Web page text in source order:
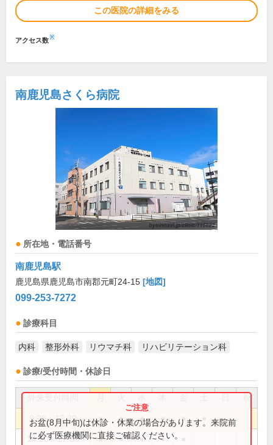
この医院の詳細をみる
アクセス数※
南鹿児島さくら病院
所在地・電話番号
南鹿児島駅
鹿児島県鹿児島市南郡元町24-15 [地図]
099-253-7272
診療科目
内科 整形外科 リウマチ科 リハビリテーション科
診療/受付時間・休診日
祝
9:00～12:30 ● ● ● ● ●
14:30～17:30 ● ● ● ●
お盆(8月中旬)は休診・休業の場合があります。来院前
に必ず医療機関に直接ご確認ください。